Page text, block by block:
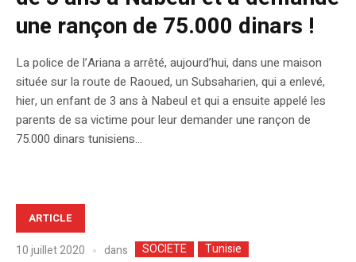
une rançon de 75.000 dinars !
La police de l’Ariana a arrêté, aujourd’hui, dans une maison
située sur la route de Raoued, un Subsaharien, qui a enlevé,
hier, un enfant de 3 ans à Nabeul et qui a ensuite appelé les
parents de sa victime pour leur demander une rançon de
75.000 dinars tunisiens…
ARTICLE
10 juillet 2020 dans SOCIETE Tunisie